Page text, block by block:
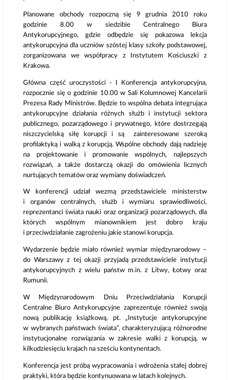
Planowane obchody rozpoczną się 9 grudnia 2010 roku
godzinie 8.00 w siedzibie Centralnego Biura
Antykorupcyjnego, gdzie odbędzie się pokazowa lekcja
antykorupcyjna dla uczniów szóstej klasy szkoły podstawowej,
zorganizowana we współpracy z Instytutem Kościuszki z
Krakowa.
Główna część uroczystości - I Konferencja antykorupcyjna,
rozpocznie się o godzinie 10.00 w Sali Kolumnowej Kancelarii
Prezesa Rady Ministrów. Będzie to wspólna debata integrująca
antykorupcyjne działania różnych służb i instytucji sektora
publicznego, pozarządowego i prywatnego, które dostrzegają
niszczycielską siłę korupcji i są zainteresowane szeroką
profilaktyką i walką z korupcją. Wspólne obchody dają nadzieję
na projektowanie i promowanie wspólnych, najlepszych
rozwiązań, a także dostarczą okazji do omówienia licznych
nurtujących tematów oraz wymiany doświadczeń.
W konferencji udział wezmą przedstawiciele ministerstw
i organów centralnych, służb i wymiaru sprawiedliwości,
reprezentanci świata nauki oraz organizacji pozarządowych, dla
których wspólnym mianownikiem jest dobro kraju
i przeciwdziałanie zagrożeniu jakie stanowi korupcja.
Wydarzenie będzie miało również wymiar międzynarodowy –
do Warszawy z tej okazji przyjadą przedstawiciele instytucji
antykorupcyjnych z wielu państw m.in. z Litwy, Łotwy oraz
Rumunii.
W Międzynarodowym Dniu Przeciwdziałania Korupcji
Centralne Biuro Antykorupcyjne zaprezentuje również swoją
nową publikację książkową, pt. „Instytucje antykorupcyjne
w wybranych państwach świata”, charakteryzującą różnorodne
instytucjonalne rozwiązania w zakresie walki z korupcją, w
kilkudziesięciu krajach na sześciu kontynentach.
Konferencja jest próbą wypracowania i wdrożenia stałej dobrej
praktyki, która będzie kontynuowana w latach kolejnych.